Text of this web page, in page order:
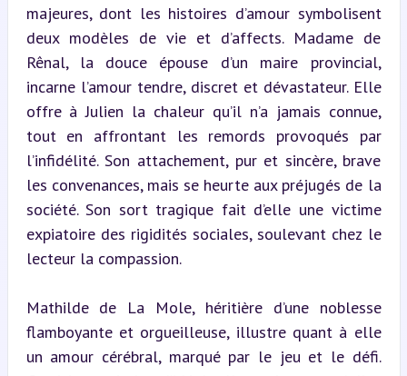
majeures, dont les histoires d’amour symbolisent
deux modèles de vie et d’affects. Madame de
Rênal, la douce épouse d’un maire provincial,
incarne l’amour tendre, discret et dévastateur. Elle
offre à Julien la chaleur qu’il n’a jamais connue,
tout en affrontant les remords provoqués par
l’infidélité. Son attachement, pur et sincère, brave
les convenances, mais se heurte aux préjugés de la
société. Son sort tragique fait d’elle une victime
expiatoire des rigidités sociales, soulevant chez le
lecteur la compassion.
Mathilde de La Mole, héritière d’une noblesse
flamboyante et orgueilleuse, illustre quant à elle
un amour cérébral, marqué par le jeu et le défi.